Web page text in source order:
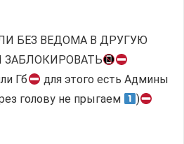
БЕЗ ВЕДОМА В ДРУГУЮ
ЗАБЛОКИРОВАТЬ
Гб
для этого есть Админы
голову не прыгаем
)